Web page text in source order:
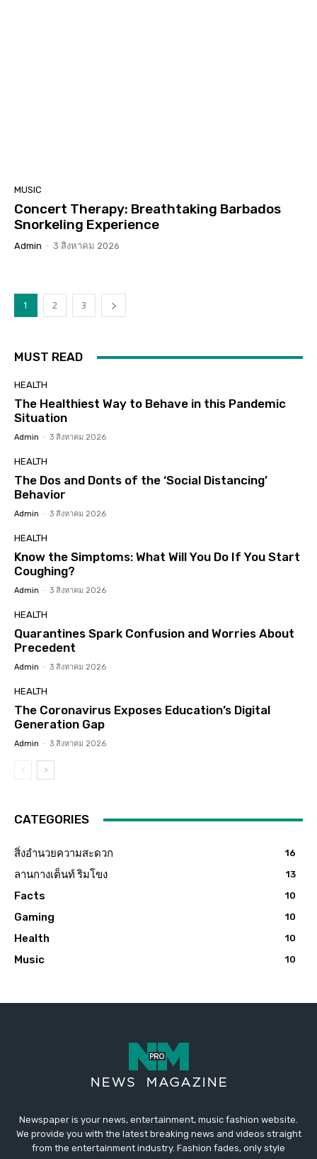
MUSIC
Concert Therapy: Breathtaking Barbados
Snorkeling Experience
Admin - 3 สิงหาคม 2026
1 2 3
MUST READ
HEALTH
The Healthiest Way to Behave in this Pandemic
Situation
Admin - 3 สิงหาคม 2026
HEALTH
The Dos and Donts of the ‘Social Distancing’
Behavior
Admin - 3 สิงหาคม 2026
HEALTH
Know the Simptoms: What Will You Do If You Start
Coughing?
Admin - 3 สิงหาคม 2026
HEALTH
Quarantines Spark Confusion and Worries About
Precedent
Admin - 3 สิงหาคม 2026
HEALTH
The Coronavirus Exposes Education’s Digital
Generation Gap
Admin - 3 สิงหาคม 2026
CATEGORIES
สิ่งอำนวยความสะดวก 16
ลานกางเต็นท์ ริมโขง 13
Facts 10
Gaming 10
Health 10
Music 10
Newspaper is your news, entertainment, music fashion website.
We provide you with the latest breaking news and videos straight
from the entertainment industry. Fashion fades, only style